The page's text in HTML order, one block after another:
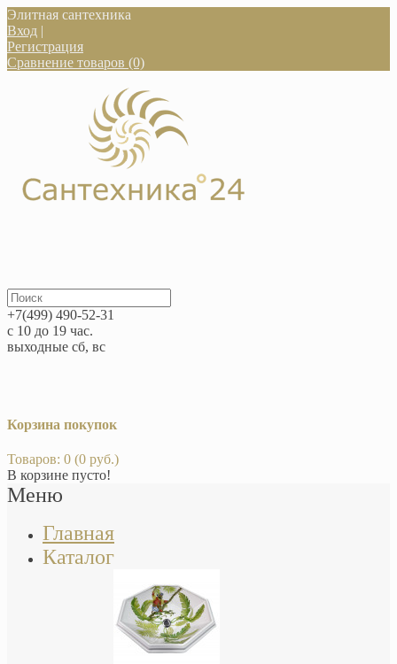
Элитная сантехника
Вход |
Регистрация
Сравнение товаров (0)
+7(499) 490-52-31
с 10 до 19 час.
выходные сб, вс
Корзина покупок
Товаров: 0 (0 руб.)
В корзине пусто!
Меню
Главная
Каталог